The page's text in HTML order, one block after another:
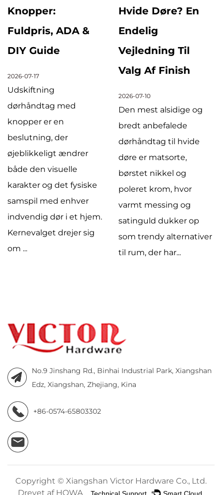
Knopper:
Fuldpris, ADA &
DIY Guide
2026-07-17
Udskiftning
dørhåndtag med
knopper er en
beslutning, der
øjeblikkeligt ændrer
både den visuelle
karakter og det fysiske
samspil med enhver
indvendig dør i et hjem.
Kernevalget drejer sig
om ...
Hvide Døre? En
Endelig
Vejledning Til
Valg Af Finish
2026-07-10
Den mest alsidige og
bredt anbefalede
dørhåndtag til hvide
døre er matsorte,
børstet nikkel og
poleret krom, hvor
varmt messing og
satinguld dukker op
som trendy alternativer
til rum, der har...
No.9 Jinshang Rd., Binhai Industrial Park, Xiangshan
Edz, Xiangshan, Zhejiang, Kina
+86-0574-65803302
Copyright © Xiangshan Victor Hardware Co., Ltd.
Drevet af HQWA